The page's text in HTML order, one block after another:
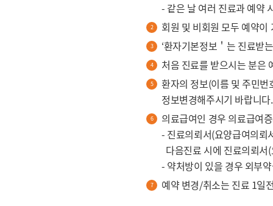
- 같은 날 여러 진료과 예약
회원 및 비회원 모두 예약이
‘환자기본정보＇는 진료받
처음 진료를 받으시는 분은
환자의 정보(이름 및 주민
정보변경해주시기 바랍니다.
의료급여인 경우 의료급여
- 진료의뢰서(요양급여의뢰
다음진료 시에 진료의뢰
- 약처방이 있을 경우 외부
예약 변경/취소는 진료 1일